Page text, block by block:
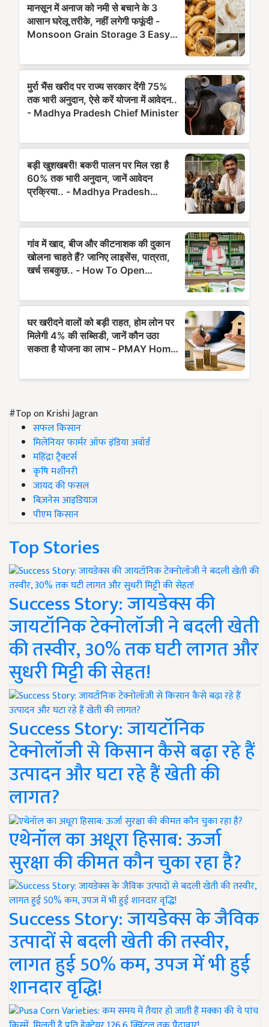
#Top on Krishi Jagran
सफल किसान
मिलेनियर फार्मर ऑफ इंडिया अवॉर्ड
महिंद्रा ट्रैक्टर्स
कृषि मशीनरी
जायद की फसल
बिज़नेस आइडियाज
पीएम किसान
Top Stories
Success Story: जायडेक्स की
जायटॉनिक टेक्नोलॉजी ने बदली खेती
की तस्वीर, 30% तक घटी लागत और
सुधरी मिट्टी की सेहत!
Success Story: जायटॉनिक
टेक्नोलॉजी से किसान कैसे बढ़ा रहे हैं
उत्पादन और घटा रहे हैं खेती की
लागत?
एथेनॉल का अधूरा हिसाब: ऊर्जा
सुरक्षा की कीमत कौन चुका रहा है?
Success Story: जायडेक्स के जैविक
उत्पादों से बदली खेती की तस्वीर,
लागत हुई 50% कम, उपज में भी हुई
शानदार वृद्धि!